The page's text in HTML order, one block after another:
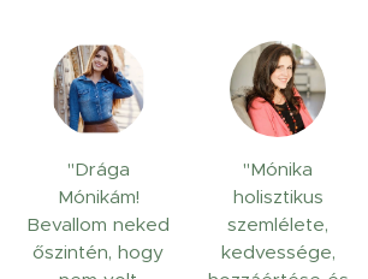
"Drága
Mónikám!
Bevallom neked
őszintén, hogy
"Mónika
holisztikus
szemlélete,
kedvessége,